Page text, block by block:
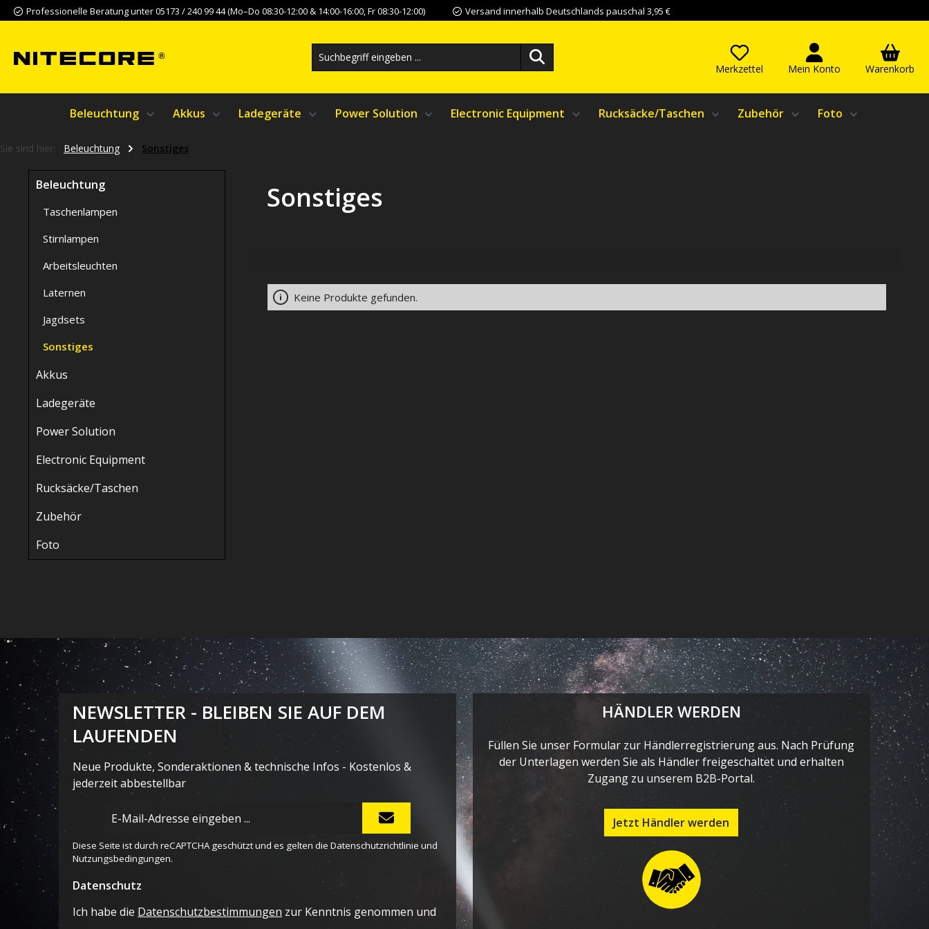
Hauptinhalt springen
Zur Suche springen
Zur Hauptnavigation springen
Professionelle Beratung unter 05173 / 240 99 44 (Mo–Do 08:30-12:00 & 14:00-16:00, Fr 08:30-12:00) Versand innerhalb Deutschlands pauschal 3,95 €
Merkzettel Mein Konto Warenkorb
Beleuchtung Akkus Ladegeräte Power Solution Electronic Equipment Rucksäcke/Taschen Zubehör Foto
Sie sind hier: Beleuchtung Sonstiges
Beleuchtung
Taschenlampen
Stirnlampen
Arbeitsleuchten
Laternen
Jagdsets
Sonstiges
Akkus
Ladegeräte
Power Solution
Electronic Equipment
Rucksäcke/Taschen
Zubehör
Foto
Sonstiges
Keine Produkte gefunden.
NEWSLETTER - BLEIBEN SIE AUF DEM
LAUFENDEN
Neue Produkte, Sonderaktionen & technische Infos - Kostenlos &
jederzeit abbestellbar
Mail-
Adresse
*
Diese Seite ist durch reCAPTCHA geschützt und es gelten dieDatenschutzrichtlinie und
Nutzungsbedingungen.
Datenschutz
Ich habe die Datenschutzbestimmungen zur Kenntnis genommen und
HÄNDLER WERDEN
Füllen Sie unser Formular zur Händlerregistrierung aus. Nach Prüfung
der Unterlagen werden Sie als Händler freigeschaltet und erhalten
Zugang zu unserem B2B-Portal.
Jetzt Händler werden